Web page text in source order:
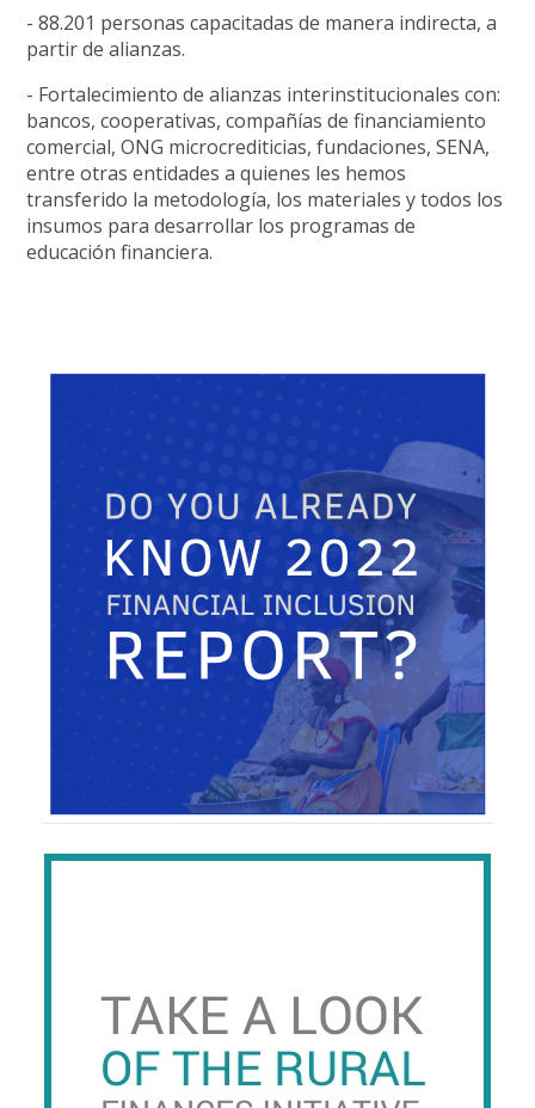
- 88.201 personas capacitadas de manera indirecta, a
partir de alianzas.
- Fortalecimiento de alianzas interinstitucionales con:
bancos, cooperativas, compañías de financiamiento
comercial, ONG microcrediticias, fundaciones, SENA,
entre otras entidades a quienes les hemos
transferido la metodología, los materiales y todos los
insumos para desarrollar los programas de
educación financiera.